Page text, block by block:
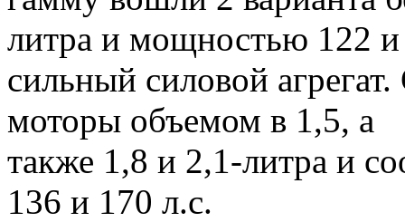
литра и мощностью 122
сильный силовой
моторы объемом в 1,5, а
также 1,8 и 2,1-литра и
136 и 170 л.с.